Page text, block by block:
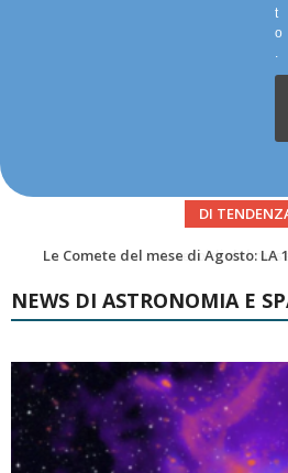
t
o
.
DI
Asteroidi del mese
NEWS DI ASTRONOMIA E